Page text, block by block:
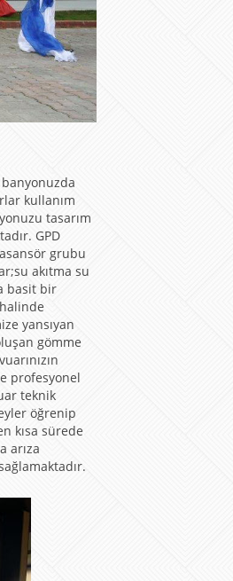
kullanım
tasarım
GPD
grubu
akıtma su
basit bir
yansıyan
gömme
profesyonel
teknik
öğrenip
kısa sürede
arıza